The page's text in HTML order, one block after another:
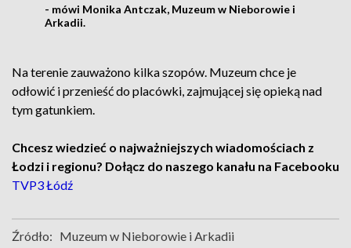
- mówi Monika Antczak, Muzeum w Nieborowie i
Arkadii.
Na terenie zauważono kilka szopów. Muzeum chce je
odłowić i przenieść do placówki, zajmującej się opieką nad
tym gatunkiem.
Chcesz wiedzieć o najważniejszych wiadomościach z
Łodzi i regionu? Dołącz do naszego kanału na Facebooku
TVP3 Łódź
Źródło: Muzeum w Nieborowie i Arkadii